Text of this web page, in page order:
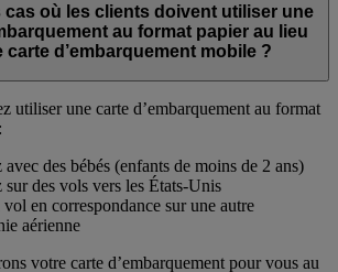
cas où les clients doivent utiliser une
au format papier au lieu
carte d’embarquement mobile ?
utiliser une carte d’embarquement au format
avec des bébés (enfants de moins de 2 ans)
sur des vols vers les États-Unis
en correspondance sur une autre
aérienne
votre carte d’embarquement pour vous au